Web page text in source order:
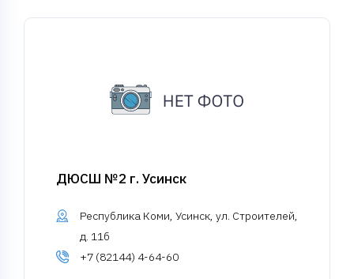
ДЮСШ №2 г. Усинск
Республика Коми, Усинск, ул. Строителей,
д. 11б
+7 (82144) 4-64-60